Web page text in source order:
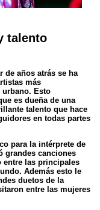
talento
de años atrás se ha
más
urbano. Esto
es dueña de una
talento que hace
en todas partes
para la intérprete de
grandes canciones
entre las principales
Además esto le
duetos de la
entre las mujeres